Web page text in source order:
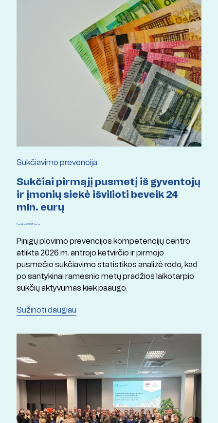
Sukčiavimo prevencija
Sukčiai pirmąjį pusmetį iš gyventojų
ir įmonių siekė išvilioti beveik 24
mln. eurų
Paskelbta: 2026 29 liepos
Pinigų plovimo prevencijos kompetencijų centro
atlikta 2026 m. antrojo ketvirčio ir pirmojo
pusmečio sukčiavimo statistikos analizė rodo, kad
po santykinai ramesnio metų pradžios laikotarpio
sukčių aktyvumas kiek paaugo.
Sužinoti daugiau